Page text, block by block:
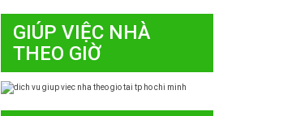
GIÚP VIỆC NHÀ
THEO GIỜ